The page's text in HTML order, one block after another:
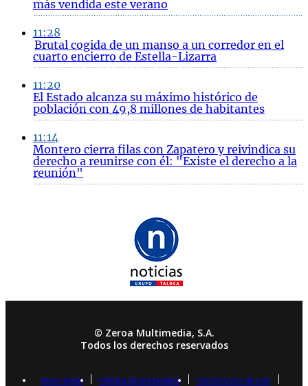
más vendida este verano
11:28
Brutal cogida de un manso a un corredor en el
cuarto encierro de Estella-Lizarra
11:20
El Estado alcanza su máximo histórico de
población con 49,8 millones de habitantes
11:14
Montero cierra filas con Zapatero y reivindica su
derecho a reunirse con él: "Existe el derecho a la
reunión"
© Zeroa Multimedia, S.A.
Todos los derechos reservados
Aviso legal Política de privacidad Condiciones de uso